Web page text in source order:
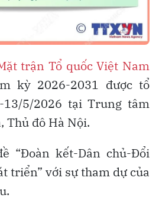
trận Tổ quốc Việt Nam
kỳ 2026-2031 được tổ
5/2026 tại Trung tâm
Thủ đô Hà Nội.
“Đoàn kết-Dân chủ-Đổi
triển” với sự tham dự của